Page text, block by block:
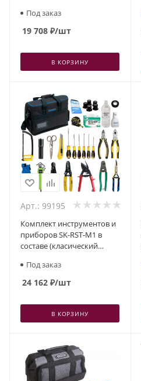
Под заказ
19 708 ₽/шт
В КОРЗИНУ
Арт.: 99195
Комплект инструментов и
приборов SK-RST-M1 в
составе (класический
оптического кабеля и
подготовки волокна к
Под заказ
24 162 ₽/шт
В КОРЗИНУ